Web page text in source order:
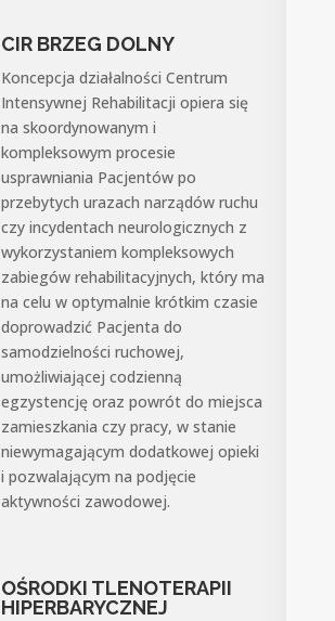
CIR BRZEG DOLNY
Koncepcja działalności Centrum
Intensywnej Rehabilitacji opiera się
na skoordynowanym i
kompleksowym procesie
usprawniania Pacjentów po
przebytych urazach narządów ruchu
czy incydentach neurologicznych z
wykorzystaniem kompleksowych
zabiegów rehabilitacyjnych, który ma
na celu w optymalnie krótkim czasie
doprowadzić Pacjenta do
samodzielności ruchowej,
umożliwiającej codzienną
egzystencję oraz powrót do miejsca
zamieszkania czy pracy, w stanie
niewymagającym dodatkowej opieki
i pozwalającym na podjęcie
aktywności zawodowej.
OŚRODKI TLENOTERAPII
HIPERBARYCZNEJ